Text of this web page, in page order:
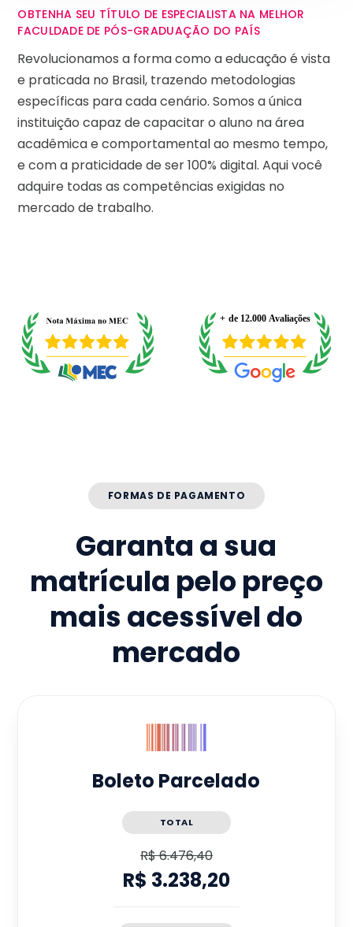
OBTENHA SEU TÍTULO DE ESPECIALISTA NA MELHOR
FACULDADE DE PÓS-GRADUAÇÃO DO PAÍS
Revolucionamos a forma como a educação é vista
e praticada no Brasil, trazendo metodologias
específicas para cada cenário. Somos a única
instituição capaz de capacitar o aluno na área
acadêmica e comportamental ao mesmo tempo,
e com a praticidade de ser 100% digital. Aqui você
adquire todas as competências exigidas no
mercado de trabalho.
FORMAS DE PAGAMENTO
Garanta a sua
matrícula pelo preço
mais acessível do
mercado
Boleto Parcelado
TOTAL
R$ 6.476,40
R$ 3.238,20